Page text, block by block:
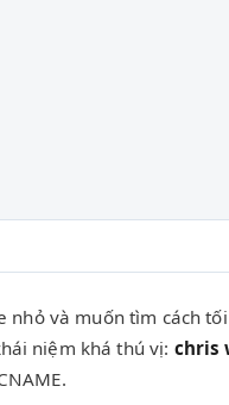
nhỏ và muốn tìm cách
niệm khá thú vị: chris